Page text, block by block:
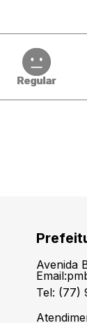
Regular
Avenida
Tel: (77)